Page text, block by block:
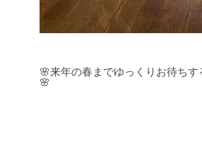
🌸来年の春までゆっくりお待ちす
🌸